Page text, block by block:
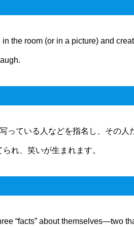
the room (or in a picture) and
っている人などを指名し、その
れ、笑いが生まれます。
“facts” about themselves—two